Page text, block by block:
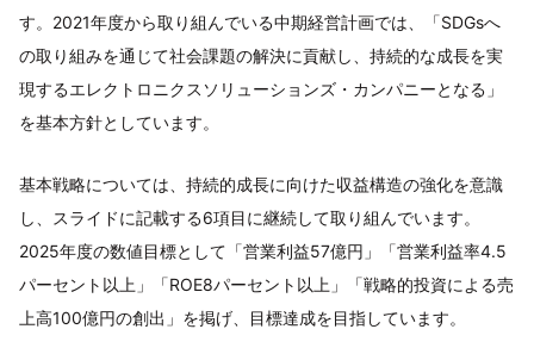
す。2021年度から取り組んでいる中期経営計画では、「SDGsへ
の取り組みを通じて社会課題の解決に貢献し、持続的な成長を実
現するエレクトロニクスソリューションズ・カンパニーとなる」
を基本方針としています。
基本戦略については、持続的成長に向けた収益構造の強化を意識
し、スライドに記載する6項目に継続して取り組んでいます。
2025年度の数値目標として「営業利益57億円」「営業利益率4.5
パーセント以上」「ROE8パーセント以上」「戦略的投資による売
上高100億円の創出」を掲げ、目標達成を目指しています。